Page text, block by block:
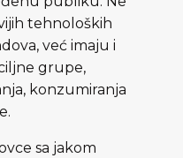
tehnoloških
već imaju i
grupe,
konzumiranja
sa jakom